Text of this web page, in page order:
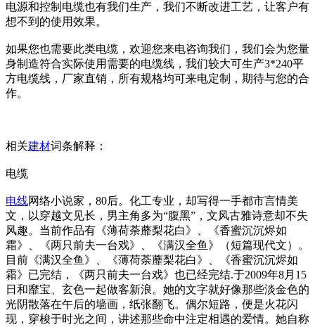
电源和控制电缆也有我们生产，我们不断改进工艺，让客户有
想不到的使用效果。
如果您也需要此类电缆，欢迎您来电咨询我们，我们会为您量
身制造符合实际使用需要的电缆线，我们较大可生产3*240平
方电缆线，厂家直销，所有规格均可来电定制，期待与您的合
作。
相关建材词条解释：
电缆
电线网络小说家，80后。化工专业，却写得一手都市言情美
文，以穿越文见长，男主角多为“腹黑”，文风古雅诗意却不失
风趣。当前作品有《薄荷荼蘼梨花白》、《香蜜沉沉烬如
霜》、《两只前夫一台戏》、《满汉全鱼》（短篇现代文）。
目前《满汉全鱼》、《薄荷荼蘼梨花白》、《香蜜沉沉烬如
霜》已完结，《两只前夫一台戏》也已经完结.于2009年8月15
日和靡宝、玄色一起做客新浪。她的文字就好像那些淡金色的
光阴散落在午后的墙画，纸张翻飞。偶尔短路，便是火花闪
现，穿梭于时光之间，讲述那些命中注定相遇的爱情。她自称